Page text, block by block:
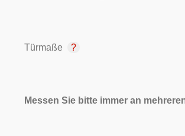
Türmaße
Messen Sie bitte immer an